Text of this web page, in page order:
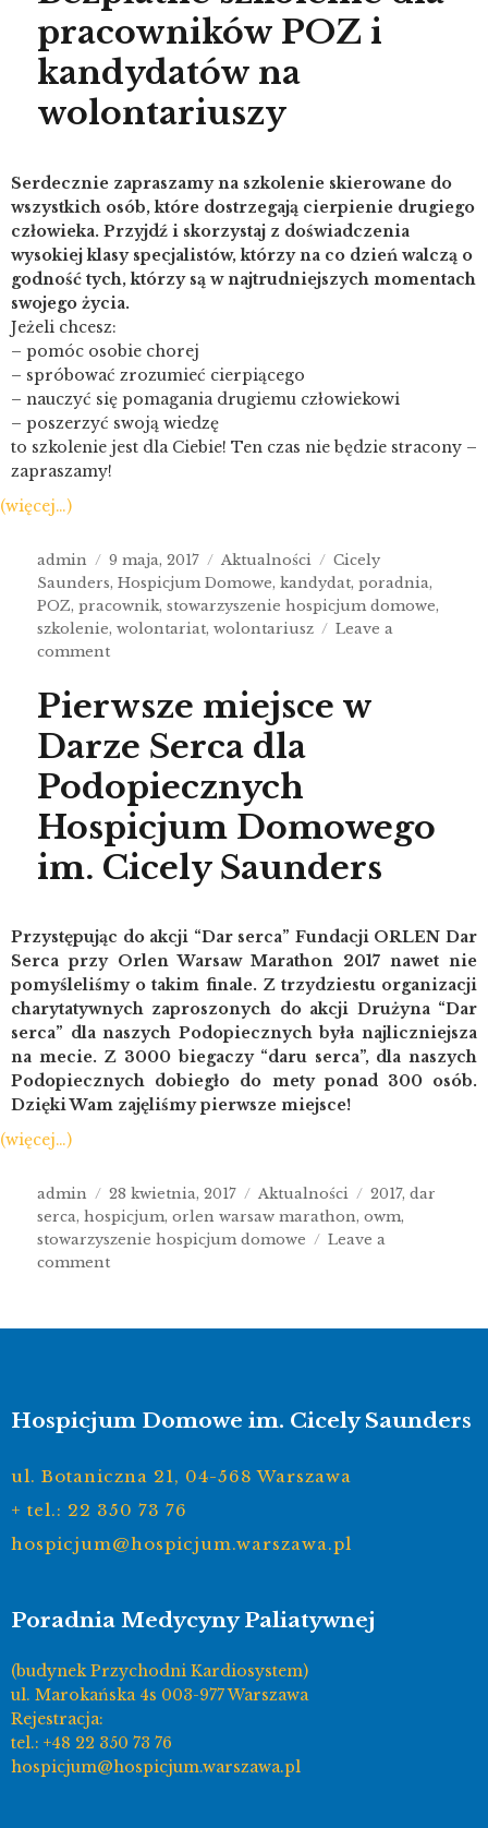
pracowników POZ i
kandydatów na
wolontariuszy
Serdecznie zapraszamy na szkolenie skierowane do
wszystkich osób, które dostrzegają cierpienie drugiego
człowieka. Przyjdź i skorzystaj z doświadczenia
wysokiej klasy specjalistów, którzy na co dzień walczą o
godność tych, którzy są w najtrudniejszych momentach
swojego życia.
Jeżeli chcesz:
– pomóc osobie chorej
– spróbować zrozumieć cierpiącego
– nauczyć się pomagania drugiemu człowiekowi
– poszerzyć swoją wiedzę
to szkolenie jest dla Ciebie! Ten czas nie będzie stracony –
zapraszamy!
(więcej…)
admin 9 maja, 2017 Aktualności
Cicely
Saunders,Hospicjum Domowe,kandydat,poradnia,
POZ,pracownik,stowarzyszenie hospicjum domowe,
szkolenie,wolontariat,wolontariusz
Leave a
comment
Pierwsze miejsce w
Darze Serca dla
Podopiecznych
Hospicjum Domowego
im. Cicely Saunders
Przystępując do akcji “Dar serca” Fundacji ORLEN Dar
Serca przy Orlen Warsaw Marathon 2017 nawet nie
pomyśleliśmy o takim finale. Z trzydziestu organizacji
charytatywnych zaproszonych do akcji Drużyna “Dar
serca” dla naszych Podopiecznych była najliczniejsza
na mecie. Z 3000 biegaczy “daru serca”, dla naszych
Podopiecznych dobiegło do mety ponad 300 osób.
Dzięki Wam zajęliśmy pierwsze miejsce!
(więcej…)
admin 28 kwietnia, 2017 Aktualności 2017,dar
serca,hospicjum,orlen warsaw marathon,owm,
stowarzyszenie hospicjum domowe
Leave a
comment
Hospicjum Domowe im. Cicely Saunders
ul. Botaniczna 21, 04-568 Warszawa
+ tel.: 22 350 73 76
hospicjum@hospicjum.warszawa.pl
Poradnia Medycyny Paliatywnej
(budynek Przychodni Kardiosystem)
ul. Marokańska 4s 003-977 Warszawa
Rejestracja:
tel.: +48 22 350 73 76
hospicjum@hospicjum.warszawa.pl